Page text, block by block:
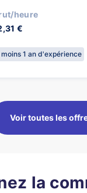
heure
€
moins 1 an d'expérience
Voir toutes les
la